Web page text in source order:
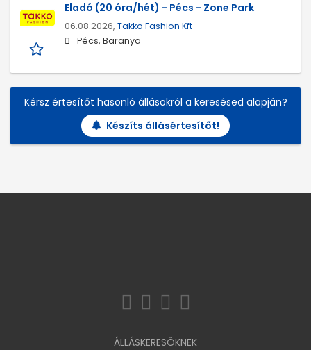
Eladó (20 óra/hét) - Pécs - Zone Park
06.08.2026, Takko Fashion Kft
Pécs, Baranya
Kérsz értesítőt hasonló állásokról a keresésed alapján?
Készíts állásértesítőt!
ÁLLÁSKERESŐKNEK